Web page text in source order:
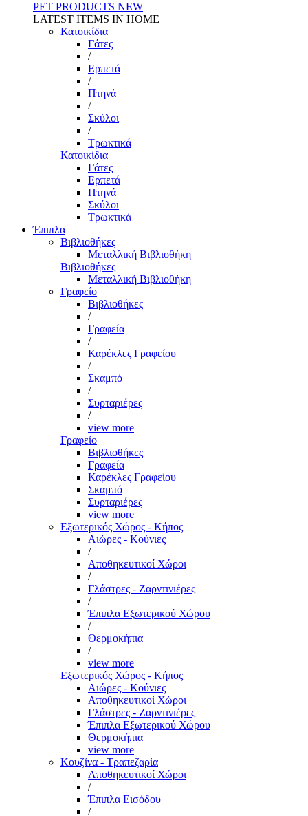
PET PRODUCTS NEW
LATEST ITEMS IN HOME
Κατοικίδια
Γάτες
/
Ερπετά
/
Πτηνά
/
Σκύλοι
/
Τρωκτικά
Κατοικίδια
Γάτες
Ερπετά
Πτηνά
Σκύλοι
Τρωκτικά
Έπιπλα
Βιβλιοθήκες
Μεταλλική Βιβλιοθήκη
Βιβλιοθήκες
Μεταλλική Βιβλιοθήκη
Γραφείο
Βιβλιοθήκες
/
Γραφεία
/
Καρέκλες Γραφείου
/
Σκαμπό
/
Συρταριέρες
/
view more
Γραφείο
Βιβλιοθήκες
Γραφεία
Καρέκλες Γραφείου
Σκαμπό
Συρταριέρες
view more
Εξωτερικός Χώρος - Κήπος
Αιώρες - Κούνιες
/
Αποθηκευτικοί Χώροι
/
Γλάστρες - Ζαρντινιέρες
/
Έπιπλα Εξωτερικού Χώρου
/
Θερμοκήπια
/
view more
Εξωτερικός Χώρος - Κήπος
Αιώρες - Κούνιες
Αποθηκευτικοί Χώροι
Γλάστρες - Ζαρντινιέρες
Έπιπλα Εξωτερικού Χώρου
Θερμοκήπια
view more
Κουζίνα - Τραπεζαρία
Αποθηκευτικοί Χώροι
/
Έπιπλα Εισόδου
/